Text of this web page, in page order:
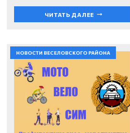
ЧИТАТЬ ДАЛЕЕ
НОВОСТИ ВЕСЕЛОВСКОГО РАЙОНА